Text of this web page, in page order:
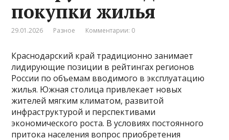
покупки жилья
29.01.2026 Разное Комментарии: 0
Краснодарский край традиционно занимает
лидирующие позиции в рейтингах регионов
России по объемам вводимого в эксплуатацию
жилья. Южная столица привлекает новых
жителей мягким климатом, развитой
инфраструктурой и перспективами
экономического роста. В условиях постоянного
притока населения вопрос приобретения